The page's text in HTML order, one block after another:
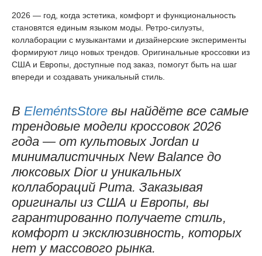
2026 — год, когда эстетика, комфорт и функциональность
становятся единым языком моды. Ретро-силуэты,
коллаборации с музыкантами и дизайнерские эксперименты
формируют лицо новых трендов. Оригинальные кроссовки из
США и Европы, доступные под заказ, помогут быть на шаг
впереди и создавать уникальный стиль.
В EleméntsStore вы найдёте все самые
трендовые модели кроссовок 2026
года — от культовых Jordan и
минималистичных New Balance до
люксовых Dior и уникальных
коллабораций Puma. Заказывая
оригиналы из США и Европы, вы
гарантированно получаете стиль,
комфорт и эксклюзивность, которых
нет у массового рынка.